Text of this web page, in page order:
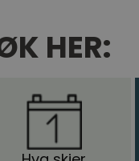
HER: